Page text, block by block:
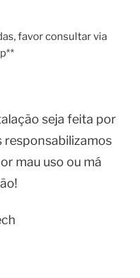
favor consultar via
seja feita por
responsabilizamos
mau uso ou má